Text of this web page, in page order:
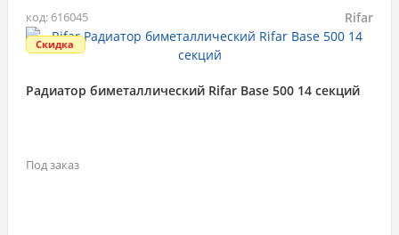
код: 616045 Rifar
Скидка
Радиатор биметаллический Rifar Base 500 14 секций
Под заказ